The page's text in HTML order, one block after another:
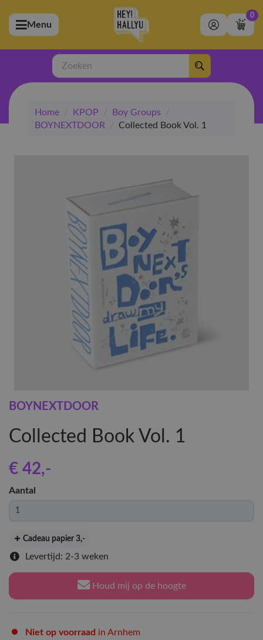
(Artiesten)
(Merchandise)
(Exclusive)
(Winkel)
Menu
0
Zoeken
Home / KPOP / Boy Groups
/
BOYNEXTDOOR
/ Collected Book Vol. 1
BOYNEXTDOOR
Collected Book Vol. 1
€ 42,-
Aantal
Cadeau papier 3,-
Levertijd: 2-3 weken
Houd mij op de hoogte
Niet op voorraad in Arnhem